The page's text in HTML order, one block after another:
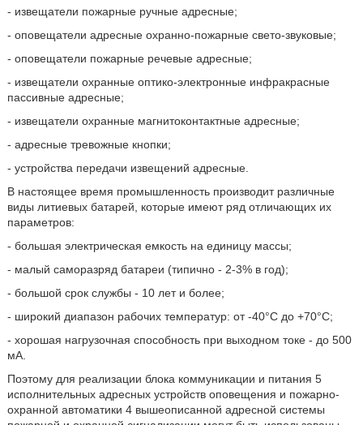
- извещатели пожарные ручные адресные;
- оповещатели адресные охранно-пожарные свето-звуковые;
- оповещатели пожарные речевые адресные;
- извещатели охранные оптико-электронные инфракрасные
пассивные адресные;
- извещатели охранные магнитоконтактные адресные;
- адресные тревожные кнопки;
- устройства передачи извещений адресные.
В настоящее время промышленность производит различные
виды литиевых батарей, которые имеют ряд отличающих их
параметров:
- большая электрическая емкость на единицу массы;
- малый саморазряд батареи (типично - 2-3% в год);
- большой срок службы - 10 лет и более;
- широкий диапазон рабочих температур: от -40°С до +70°С;
- хорошая нагрузочная способность при выходном токе - до 500
мА.
Поэтому для реализации блока коммуникации и питания 5
исполнительных адресных устройств оповещения и пожарно-
охранной автоматики 4 вышеописанной адресной системы